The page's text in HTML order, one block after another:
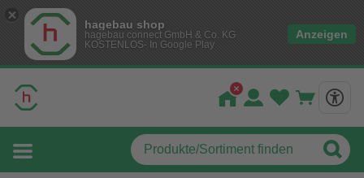
hagebau shop
hagebau connect GmbH & Co. KG
KOSTENLOS- In Google Play
Anzeigen